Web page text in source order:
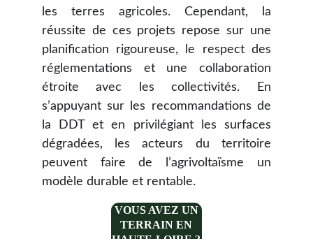
les terres agricoles. Cependant, la
réussite de ces projets repose sur une
planification rigoureuse, le respect des
réglementations et une collaboration
étroite avec les collectivités. En
s’appuyant sur les recommandations de
la DDT et en privilégiant les surfaces
dégradées, les acteurs du territoire
peuvent faire de l’agrivoltaïsme un
modèle durable et rentable.
VOUS AVEZ UN
TERRAIN EN